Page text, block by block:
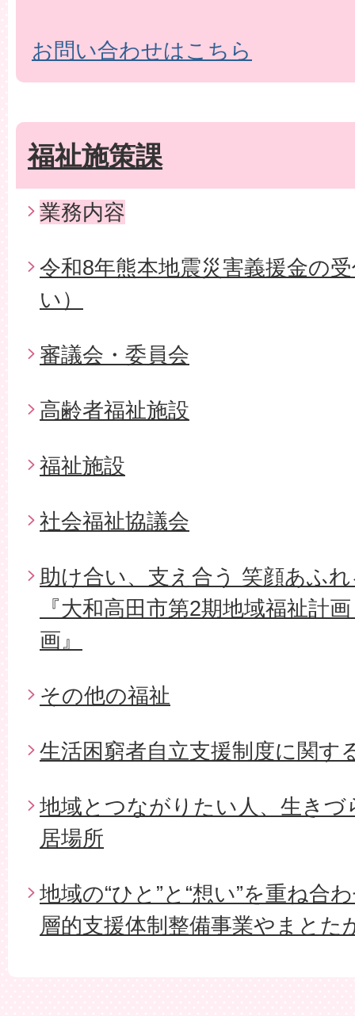
お問い合わせはこちら
福祉施策課
業務内容
令和8年熊本地震災害義援金の
い）
審議会・委員会
高齢者福祉施設
福祉施設
社会福祉協議会
助け合い、支え合う 笑顔あふ
『大和高田市第2期地域福祉計
画』
その他の福祉
生活困窮者自立支援制度に関す
地域とつながりたい人、生き
居場所
地域の“ひと”と“想い”を重ね合
層的支援体制整備事業やまとた